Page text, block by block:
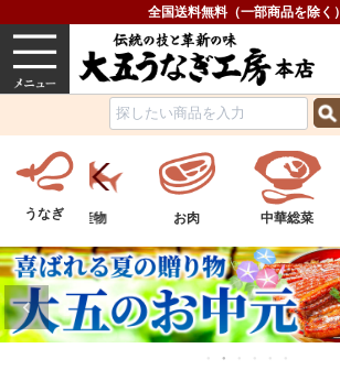
全国送料無料（一部商品を除く）
うなぎ 内祝い
うなぎ 水産物 お肉 中華総菜